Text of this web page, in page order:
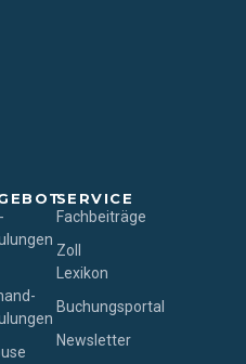
SERVICE
Fachbeiträge
Zoll
Lexikon
Buchungsportal
Newsletter